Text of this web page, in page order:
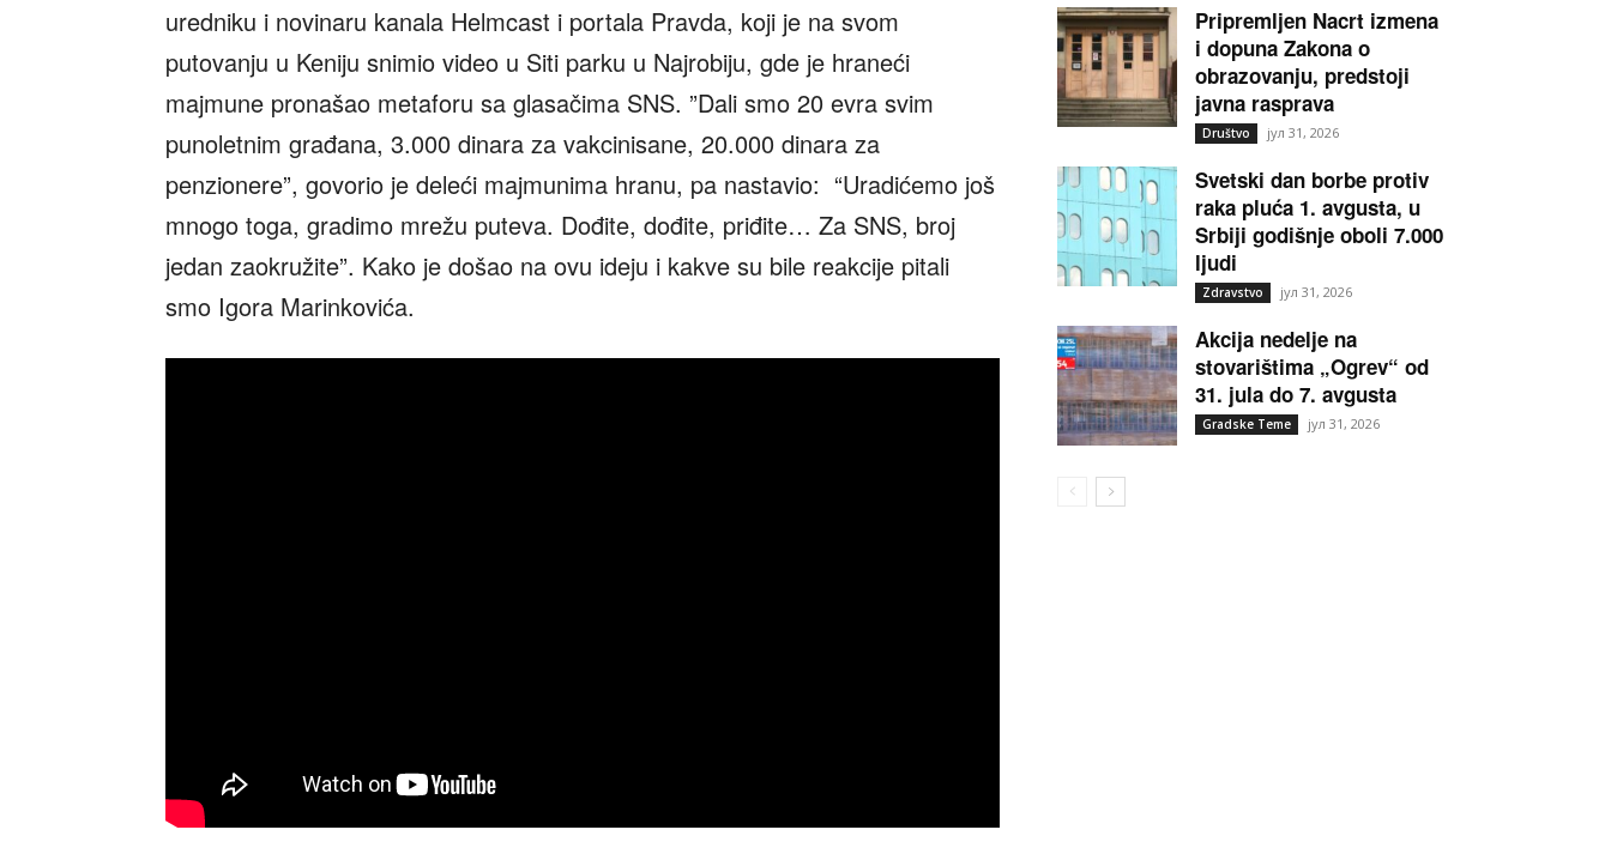
uredniku i novinaru kanala Helmcast i portala Pravda, koji je na svom
putovanju u Keniju snimio video u Siti parku u Najrobiju, gde je hraneći
majmune pronašao metaforu sa glasačima SNS. ”Dali smo 20 evra svim
punoletnim građana, 3.000 dinara za vakcinisane, 20.000 dinara za
penzionere”, govorio je deleći majmunima hranu, pa nastavio: “Uradićemo još
mnogo toga, gradimo mrežu puteva. Dođite, dođite, priđite… Za SNS, broj
jedan zaokružite”. Kako je došao na ovu ideju i kakve su bile reakcije pitali
smo Igora Marinkovića.
Pripremljen Nacrt izmena
i dopuna Zakona o
obrazovanju, predstoji
javna rasprava
Društvo јул 31, 2026
Svetski dan borbe protiv
raka pluća 1. avgusta, u
Srbiji godišnje oboli 7.000
ljudi
Zdravstvo јул 31, 2026
Akcija nedelje na
stovarištima „Ogrev“ od
31. jula do 7. avgusta
Gradske Teme јул 31, 2026